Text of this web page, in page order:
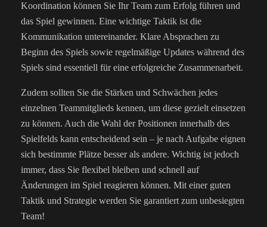
Koordination können Sie Ihr Team zum Erfolg führen und
das Spiel gewinnen. Eine wichtige Taktik ist die
Kommunikation untereinander. Klare Absprachen zu
Beginn des Spiels sowie regelmäßige Updates während des
Spiels sind essentiell für eine erfolgreiche Zusammenarbeit.
Zudem sollten Sie die Stärken und Schwächen jedes
einzelnen Teammitglieds kennen, um diese gezielt einsetzen
zu können. Auch die Wahl der Positionen innerhalb des
Spielfelds kann entscheidend sein – je nach Aufgabe eignen
sich bestimmte Plätze besser als andere. Wichtig ist jedoch
immer, dass Sie flexibel bleiben und schnell auf
Änderungen im Spiel reagieren können. Mit einer guten
Taktik und Strategie werden Sie garantiert zum unbesiegten
Team!